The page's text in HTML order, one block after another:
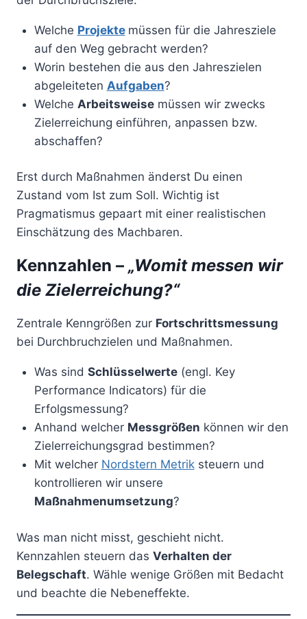
Welche Projekte müssen für die Jahresziele
auf den Weg gebracht werden?
Worin bestehen die aus den Jahreszielen
abgeleiteten Aufgaben?
Welche Arbeitsweisemüssen wir zwecks
Zielerreichung einführen, anpassen bzw.
abschaffen?
Erst durch Maßnahmen änderst Du einen
Zustand vom Ist zum Soll. Wichtig ist
Pragmatismus gepaart mit einer realistischen
Einschätzung des Machbaren.
Kennzahlen – „Womit messen wir
die Zielerreichung?“
Zentrale Kenngrößen zur Fortschrittsmessung
bei Durchbruchzielen und Maßnahmen.
Was sind Schlüsselwerte(engl. Key
Performance Indicators) für die
Erfolgsmessung?
Anhand welcher Messgrößen können wir den
Zielerreichungsgrad bestimmen?
Mit welcher Nordstern Metriksteuern und
kontrollieren wir unsere
Maßnahmenumsetzung?
Was man nicht misst, geschieht nicht.
Kennzahlen steuern das Verhalten der
Belegschaft. Wähle wenige Größen mit Bedacht
und beachte die Nebeneffekte.